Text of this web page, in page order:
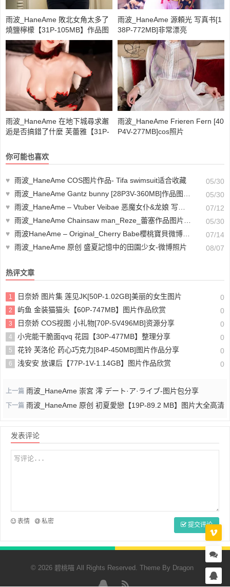
雨波_HaneAme 敗北女角太多了
燒鹽檸檬【31P-105MB】作品图
片未删减
雨波_HaneAme 源頼光 写真书[1
38P-772MB]非常漂亮
雨波_HaneAme 在地下城尋求邂
逅是否搞錯了什麼 芙蕾雅【31P-
雨波_HaneAme Frieren Fern [40
P4V-277MB]cos照片
你可能也喜欢
♥ 雨波_HaneAme COS图片作品- Tifa swimsuit适合收藏
05/30
♥ 雨波_HaneAme Gantz bunny [28P3V-360MB]作品图片未删减
05/30
♥ 雨波_HaneAme – Vtuber Veibae 恶魔女仆&龙娘 写真书壁纸图片大全
07/12
♥ 雨波_HaneAme Chainsaw man_Reze_蕾塞作品图片未删减
05/30
♥ 雨波HaneAme – Original_Cherry Babe櫻桃寶貝微博照片
07/14
♥ 雨波_HaneAme 原创 盛夏記憶中的田園少女-微博照片 08/07
热评文章
1 日奈娇 图片集 莲见JK[50P-1.02GB]美丽的女生图片 0
2 屿鱼 金装猫猫头【60P-747MB】图片作品欣赏 0
3 日奈娇 COS视图 小礼物[70P-5V496MB]资源分享 0
4 小完能干脆面qvq 花园【30P-477MB】整理分享 0
5 花铃 芙洛伦 药心巧克力[84P-450MB]图片作品分享 0
6 浅安安 放课后【77P-1V-1.14GB】图片作品欣赏 0
上一篇 雨波_HaneAme 崇宮 澪 デート·ア·ライブ-图片包分享
下一篇 雨波_HaneAme 原创 初夏愛戀【19P-89.2 MB】图片大全高清
发表评论
表情 私密 提交评论
© 2026 碧桃喵 All Rights Reserved. Theme By Dragon